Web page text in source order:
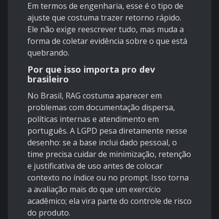
Em termos de engenharia, esse é o tipo de
ajuste que costuma trazer retorno rápido.
Ele não exige reescrever tudo, mas muda a
forma de coletar evidência sobre o que está
quebrando.
Por que isso importa pro dev
brasileiro
No Brasil, RAG costuma aparecer em
problemas com documentação dispersa,
políticas internas e atendimento em
português. A LGPD pesa diretamente nesse
desenho: se a base inclui dado pessoal, o
time precisa cuidar de minimização, retenção
e justificativa de uso antes de colocar
contexto no índice ou no prompt. Isso torna
a avaliação mais do que um exercício
acadêmico; ela vira parte do controle de risco
do produto.